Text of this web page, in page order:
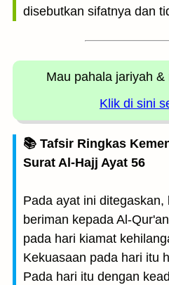
disebutkan sifatnya dan
Mau pahala jariyah &
Klik di sini
📚 Tafsir Ringkas
Surat Al-Hajj Ayat 56
Pada ayat ini ditegaskan,
beriman kepada Al-
pada hari kiamat
Kekuasaan pada hari itu
Pada hari itu dengan